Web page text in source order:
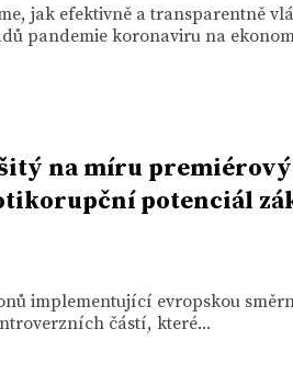
jak efektivně a transparentně
pandemie koronaviru na
na míru
potenciál
implementující evropskou
částí, které...